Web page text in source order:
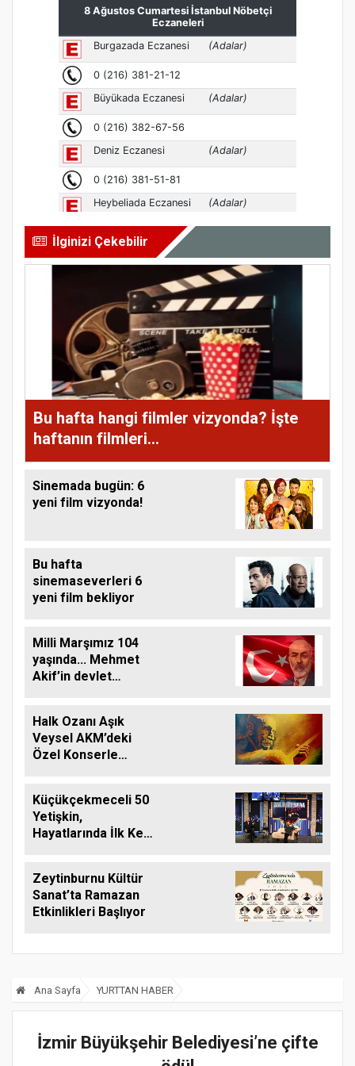
İlginizi Çekebilir
Bu hafta hangi filmler vizyonda? İşte
haftanın filmleri...
Sinemada bugün: 6
yeni film vizyonda!
Bu hafta
sinemaseverleri 6
yeni film bekliyor
Milli Marşımız 104
yaşında... Mehmet
Akif’in devlet
Halk Ozanı Aşık
Veysel AKM’deki
Özel Konserle
Küçükçekmeceli 50
Yetişkin,
Hayatlarında İlk Kez
Zeytinburnu Kültür
Sanat’ta Ramazan
Etkinlikleri Başlıyor
Ana Sayfa YURTTAN HABER
İzmir Büyükşehir Belediyesi’ne çifte